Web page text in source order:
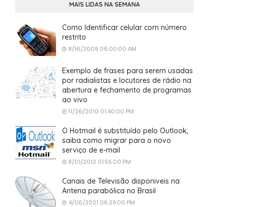
MAIS LIDAS NA SEMANA
Como Identificar celular com número
restrito
8/16/2009 06:00:00 AM
Exemplo de frases para serem usadas
por radialistas e locutores de rádio na
abertura e fechamento de programas
ao vivo
11/26/2010 01:40:00 PM
O Hotmail é substituído pelo Outlook,
saiba como migrar para o novo
serviço de e-mail
8/01/2012 01:55:00 PM
Canais de Televisão disponiveis na
Antena parabólica no Brasil
4/06/2021 06:29:00 PM